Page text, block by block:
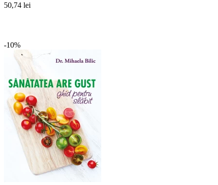
50,74 lei
-10%